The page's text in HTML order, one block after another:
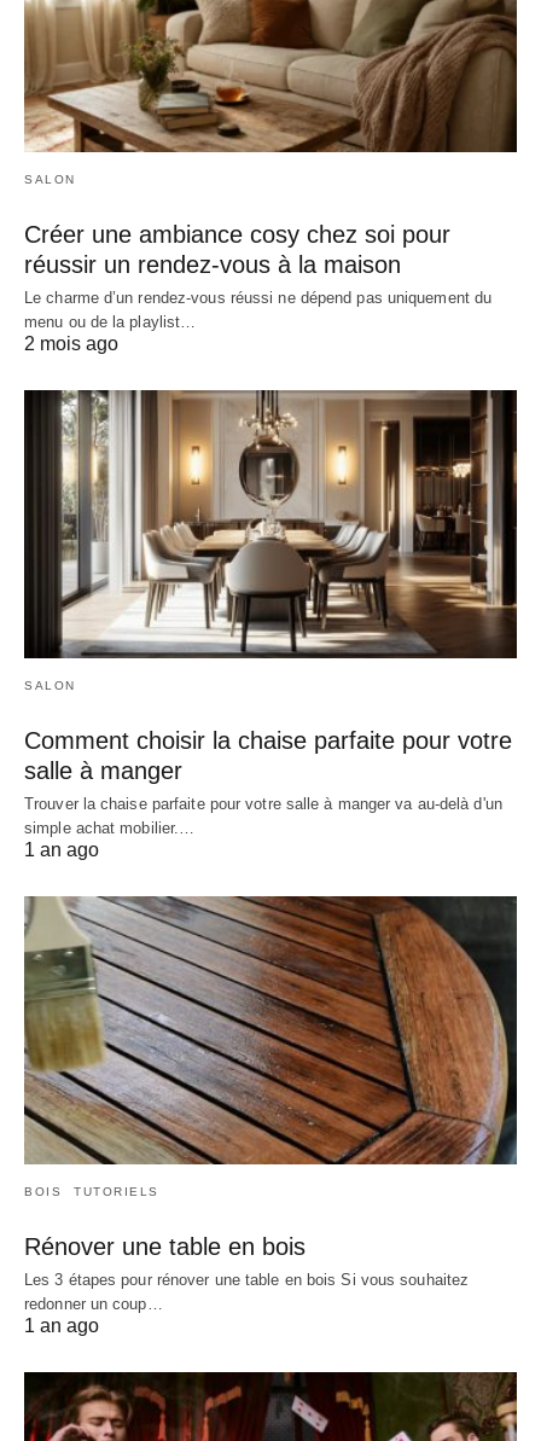
SALON
Créer une ambiance cosy chez soi pour
réussir un rendez-vous à la maison
Le charme d’un rendez-vous réussi ne dépend pas uniquement du
menu ou de la playlist…
2 mois ago
SALON
Comment choisir la chaise parfaite pour votre
salle à manger
Trouver la chaise parfaite pour votre salle à manger va au-delà d'un
simple achat mobilier.…
1 an ago
BOIS TUTORIELS
Rénover une table en bois
Les 3 étapes pour rénover une table en bois Si vous souhaitez
redonner un coup…
1 an ago